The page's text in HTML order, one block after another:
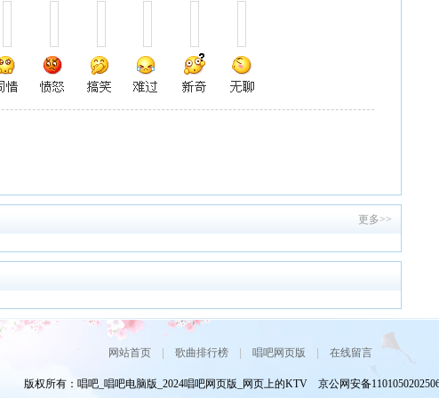
更多>>
网站首页| 歌曲排行榜| 唱吧网页版 在线留言
版权所有：唱吧_唱吧电脑版_2024唱吧网页版_网页上的KTV 京公网安备